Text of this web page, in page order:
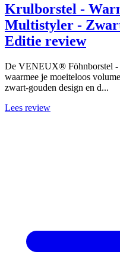
Krulborstel -
Multistyler -
Editie review
De VENEUX® Föhnborstel -
waarmee je moeiteloos
zwart-gouden design en d...
Lees review